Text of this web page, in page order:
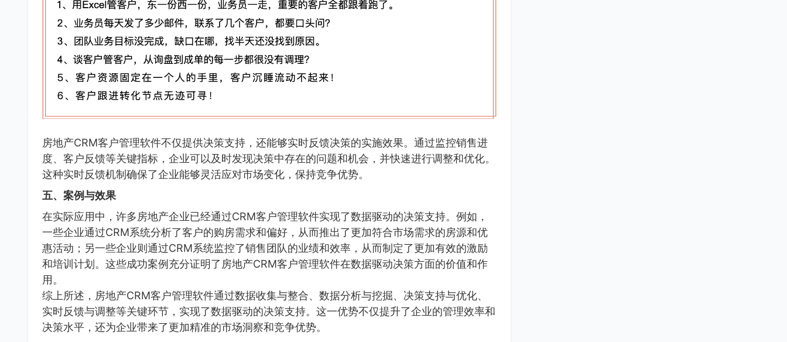
房地产CRM客户管理软件不仅提供决策支持，还能够实时反馈决策的实施效果。通过监控销售进
度、客户反馈等关键指标，企业可以及时发现决策中存在的问题和机会，并快速进行调整和优化。
这种实时反馈机制确保了企业能够灵活应对市场变化，保持竞争优势。
五、案例与效果
在实际应用中，许多房地产企业已经通过CRM客户管理软件实现了数据驱动的决策支持。例如，
一些企业通过CRM系统分析了客户的购房需求和偏好，从而推出了更加符合市场需求的房源和优
惠活动；另一些企业则通过CRM系统监控了销售团队的业绩和效率，从而制定了更加有效的激励
和培训计划。这些成功案例充分证明了房地产CRM客户管理软件在数据驱动决策方面的价值和作
用。
综上所述，房地产CRM客户管理软件通过数据收集与整合、数据分析与挖掘、决策支持与优化、
实时反馈与调整等关键环节，实现了数据驱动的决策支持。这一优势不仅提升了企业的管理效率和
决策水平，还为企业带来了更加精准的市场洞察和竞争优势。